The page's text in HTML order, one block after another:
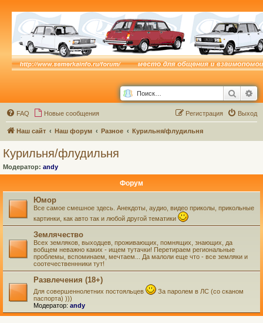
Поиск
FAQ Новые сообщения Выход
Регистрация
Наш сайт Наш форум Разное Курильня/флудильня
Курильня/флудильня
Модератор: andy
Форум
Юмор
Все самое смешное здесь. Анекдоты, аудио, видео приколы, прикольные
картинки, как авто так и любой другой тематики
Землячество
Всех земляков, выходцев, проживающих, помнящих, знающих, да
вобщем неважно каких - ищем тутачки! Перетираем региональные
проблемы, вспоминаем, мечтаем... Да малоли еще что - все земляки и
соотечественнники тут!
Развлечения (18+)
Для совершеннолетних постояльцев
За паролем в ЛС (со сканом
паспорта) )))
Модератор: andy